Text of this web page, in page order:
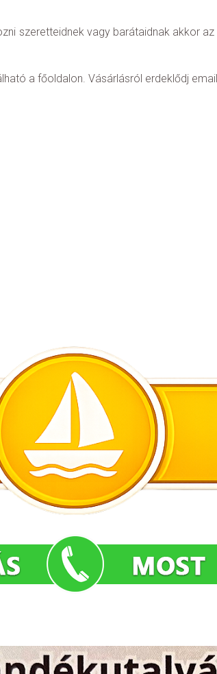
szeretteidnek vagy barátaidnak akkor
a főoldalon. Vásárlásról erdeklődj